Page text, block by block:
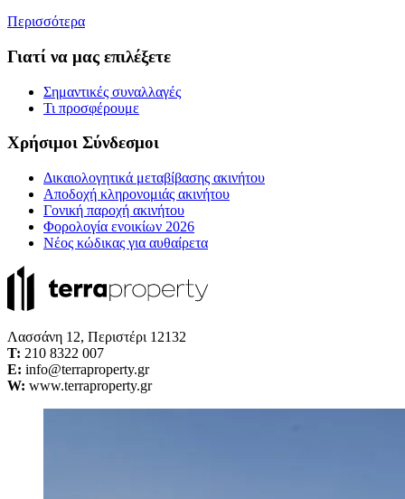
Περισσότερα
Γιατί να μας επιλέξετε
Σημαντικές συναλλαγές
Τι προσφέρουμε
Χρήσιμοι Σύνδεσμοι
Δικαιολογητικά μεταβίβασης ακινήτου
Αποδοχή κληρονομιάς ακινήτου
Γονική παροχή ακινήτου
Φορολογία ενοικίων 2026
Νέος κώδικας για αυθαίρετα
Λασσάνη 12, Περιστέρι 12132
Τ: 210 8322 007
E: info@terraproperty.gr
W: www.terraproperty.gr